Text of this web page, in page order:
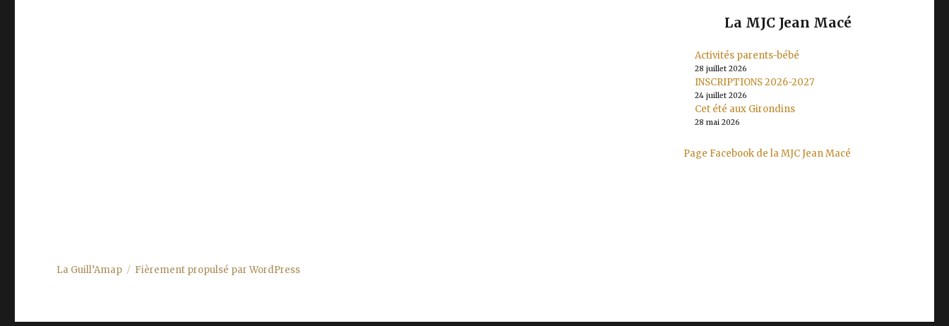
La MJC Jean Macé
Activités parents-bébé
28 juillet 2026
INSCRIPTIONS 2026-2027
24 juillet 2026
Cet été aux Girondins
28 mai 2026
Page Facebook de la MJC Jean Macé
La Guill’Amap Fièrement propulsé par WordPress